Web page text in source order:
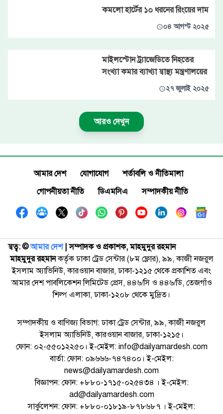
কমলো হার্টের ১০ ধরনের রিংয়ের দাম
০৪ আগস্ট ২০২৫
মাইলস্টোন ট্র্যাজেডিতে নিহতের
সংখ্যা কমার ব্যাখ্যা স্বাস্থ্য মন্ত্রণালয়ের
২৭ জুলাই ২০২৫
আরও দেখুন
আমার দেশ যোগাযোগ
শর্তাবলি ও নীতিমালা
গোপনীয়তা নীতি
ডিএমসিএ সম্পাদকীয় নীতি
স্বত্ব: ©️আমার দেশ| সম্পাদক ও প্রকাশক, মাহমুদুর রহমান
মাহমুদুর রহমানকর্তৃক ঢাকা ট্রেড সেন্টার (৮ম ফ্লোর), ৯৯, কাজী নজরুল
ইসলাম অ্যাভিনিউ, কারওয়ান বাজার, ঢাকা-১২১৫ থেকে প্রকাশিত এবং
আমার দেশ পাবলিকেশন লিমিটেড প্রেস, ৪৪৬/সি ও ৪৪৬/ডি, তেজগাঁও
শিল্প এলাকা, ঢাকা-১২০৮ থেকে মুদ্রিত।
সম্পাদকীয় ও বাণিজ্য বিভাগ: ঢাকা ট্রেড সেন্টার, ৯৯, কাজী নজরুল
ইসলাম অ্যাভিনিউ, কারওয়ান বাজার, ঢাকা-১২১৫।
ফোন: ০২-৫৫০১২২৫০। ই-মেইল: info@dailyamardesh.com
বার্তা: ফোন: ০৯৬৬৬-৭৪৭৪০০। ই-মেইল:
news@dailyamardesh.com
বিজ্ঞাপন: ফোন: +৮৮০-১৭১৫-০২৫৪৩৪ । ই-মেইল:
ad@dailyamardesh.com
সার্কুলেশন: ফোন: +৮৮০-০১৮১৯-৮৭৮৬৮৭ । ই-মেইল: